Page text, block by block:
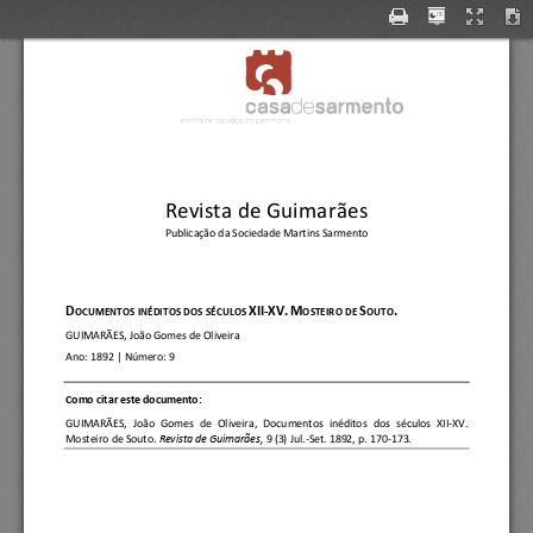
Revista de Guimarães
Publicação da Sociedade Martins Sarmento
D XII-XV.M S
GUIMARÃES, João Gomes de Oliveira
GUIMARÃES,  João  Gomes  de  Oliveira
, Documentos  inéditos  dos  séculos  XII
Mosteiro de Souto. Revista de Guimarães, 9 (3) Jul.- Set. 1892, p. 170
-173.